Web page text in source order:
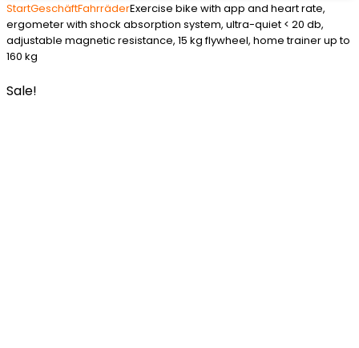
StartGeschäftFahrräderExercise bike with app and heart rate,
ergometer with shock absorption system, ultra-quiet < 20 db,
adjustable magnetic resistance, 15 kg flywheel, home trainer up to
160 kg
Sale!